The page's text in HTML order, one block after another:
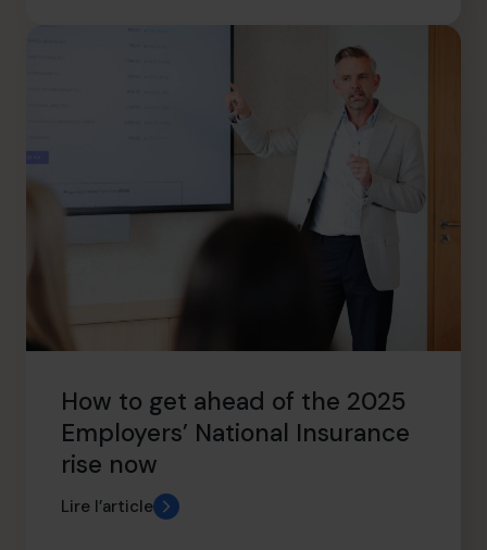
How to get ahead of the 2025
Employers’ National Insurance
rise now
Lire l’article